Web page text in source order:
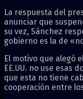
La respuesta del
anunciar que
su vez, Sánchez
gobierno es la de
El motivo que alegó
EE.UU. no use esas
que esta no tiene
cooperación entre